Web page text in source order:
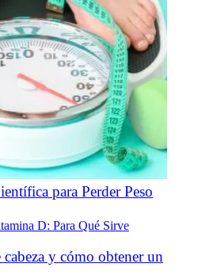
para Perder Peso
y cómo obtener un